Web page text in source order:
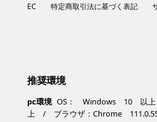
EC 特定商取引法に基づく表記
推奨環境
pc環境 OS： Windows 10 以
上 / ブラウザ：Chrome